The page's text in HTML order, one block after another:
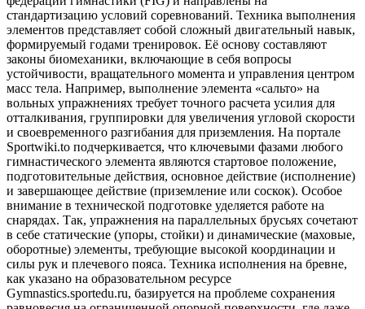
стандартизацию условий соревнований. Техника выполнения
элементов представляет собой сложный двигательный навык,
формируемый годами тренировок. Её основу составляют
законы биомеханики, включающие в себя вопросы
устойчивости, вращательного момента и управления центром
масс тела. Например, выполнение элемента «сальто» на
вольных упражнениях требует точного расчета усилия для
отталкивания, группировки для увеличения угловой скорости
и своевременного разгибания для приземления. На портале
Sportwiki.to подчеркивается, что ключевыми фазами любого
гимнастического элемента являются стартовое положение,
подготовительные действия, основное действие (исполнение)
и завершающее действие (приземление или соскок). Особое
внимание в технической подготовке уделяется работе на
снарядах. Так, упражнения на параллельных брусьях сочетают
в себе статические (упоры, стойки) и динамические (маховые,
оборотные) элементы, требующие высокой координации и
силы рук и плечевого пояса. Техника исполнения на бревне,
как указано на образовательном ресурсе
Gymnastics.sportedu.ru, базируется на проблеме сохранения